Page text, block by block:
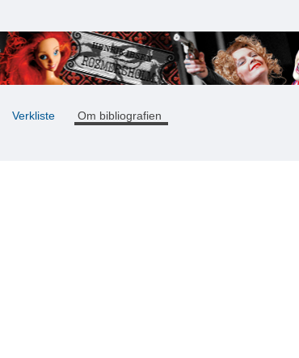
Verkliste Om bibliografien